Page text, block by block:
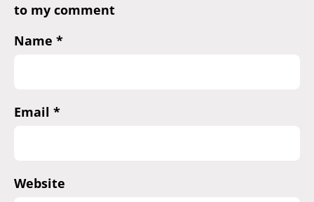
to my comment
Name *
Email *
Website